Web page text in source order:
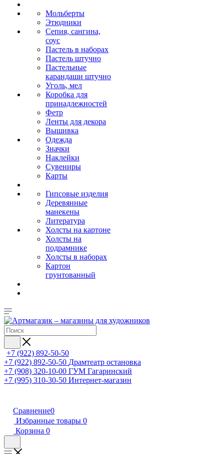
Мольберты
Этюдники
Сепия, сангина,
соус
Пастель в наборах
Пастель штучно
Пастельные
карандаши штучно
Уголь, мел
Коробка для
принадлежностей
Фетр
Ленты для декора
Вышивка
Одежда
Значки
Наклейки
Сувениры
Карты
Гипсовые изделия
Деревянные
манекены
Литература
Холсты на картоне
Холсты на
подрамнике
Холсты в наборах
Картон
грунтованный
+7 (922) 892-50-50
+7 (922) 892-50-50 Драмтеатр остановка
+7 (908) 320-10-00 ГУМ Гагаринский
+7 (995) 310-30-50 Интернет-магазин
Сравнение0
Избранные товары 0
Корзина 0